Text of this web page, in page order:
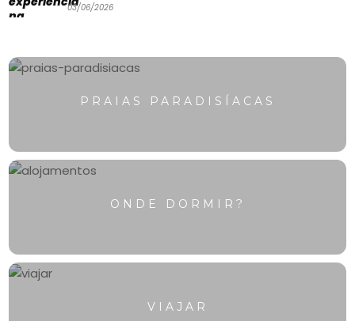
Quem
Falem
💬
03/06/2026
PRAIAS PARADISÍACAS
ONDE DORMIR?
VIAJAR